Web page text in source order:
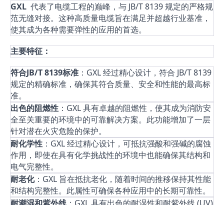
GXL 代表了电缆工程的巅峰，与 JB/T 8139 规定的严格规
范无缝对接。这种高质量电缆旨在满足并超越行业基准，
使其成为各种需要弹性的应用的首选。
主要特征：
符合JB/T 8139标准 ：GXL 经过精心设计，符合 JB/T 8139
规定的精确标准，确保其符合质量、安全和性能的最高标
准。
出色的阻燃性 ：GXL 具有卓越的阻燃性，使其成为消防安
全至关重要的环境中的可靠解决方案。此功能增加了一层
针对潜在火灾危险的保护。
耐化学性 ：GXL 经过精心设计，可抵抗强酸和强碱的腐蚀
作用，即使在具有化学挑战性的环境中也能确保其结构和
电气完整性。
耐老化：GXL 旨在抵抗老化，随着时间的推移保持其性能
和结构完整性。此属性可确保各种应用中的长期可靠性。